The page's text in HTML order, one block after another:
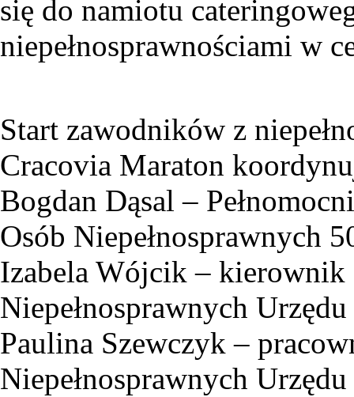
się do namiotu
niepełnosprawnościami w
Start zawodników z
Cracovia Maraton
Bogdan Dąsal –
Osób Niepełnosprawnych
Izabela Wójcik – kierownik
Niepełnosprawnych
Paulina Szewczyk –
Niepełnosprawnych